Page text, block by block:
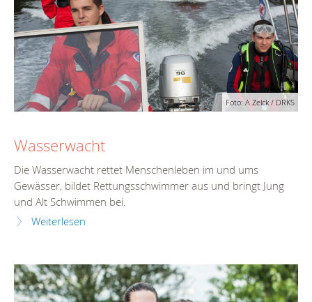
Foto: A.Zelck / DRKS
Wasserwacht
Die Wasserwacht rettet Menschenleben im und ums
Gewässer, bildet Rettungsschwimmer aus und bringt Jung
und Alt Schwimmen bei.
Weiterlesen